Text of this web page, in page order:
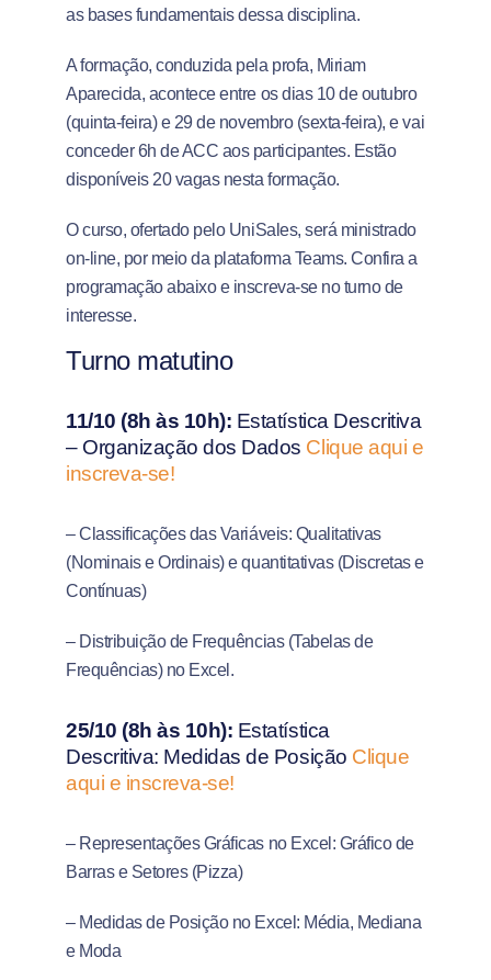
as bases fundamentais dessa disciplina.
A formação, conduzida pela profa, Miriam
Aparecida, acontece entre os dias 10 de outubro
(quinta-feira) e 29 de novembro (sexta-feira), e vai
conceder 6h de ACC aos participantes. Estão
disponíveis 20 vagas nesta formação.
O curso, ofertado pelo UniSales, será ministrado
on-line, por meio da plataforma Teams. Confira a
programação abaixo e inscreva-se no turno de
interesse.
Turno matutino
11/10 (8h às 10h): Estatística Descritiva
– Organização dos Dados Clique aqui e
inscreva-se!
– Classificações das Variáveis: Qualitativas
(Nominais e Ordinais) e quantitativas (Discretas e
Contínuas)
– Distribuição de Frequências (Tabelas de
Frequências) no Excel.
25/10 (8h às 10h): Estatística
Descritiva: Medidas de Posição Clique
aqui e inscreva-se!
– Representações Gráficas no Excel: Gráfico de
Barras e Setores (Pizza)
– Medidas de Posição no Excel: Média, Mediana
e Moda